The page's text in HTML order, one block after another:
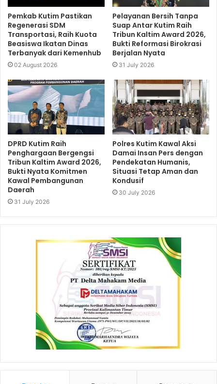
Pemkab Kutim Pastikan
Regenerasi SDM
Transportasi, Raih Kuota
Beasiswa Ikatan Dinas
Terbanyak dari Kemenhub
02 August 2026
Pelayanan Bersih Tanpa
Suap Antar Kutim Raih
Tribun Kaltim Award 2026,
Bukti Reformasi Birokrasi
Berjalan Nyata
31 July 2026
DPRD Kutim Raih
Penghargaan Bergengsi
Tribun Kaltim Award 2026,
Bukti Nyata Komitmen
Kawal Pembangunan
Daerah
31 July 2026
Polres Kutim Kawal Aksi
Damai Insan Pers dengan
Pendekatan Humanis,
Situasi Tetap Aman dan
Kondusif
30 July 2026